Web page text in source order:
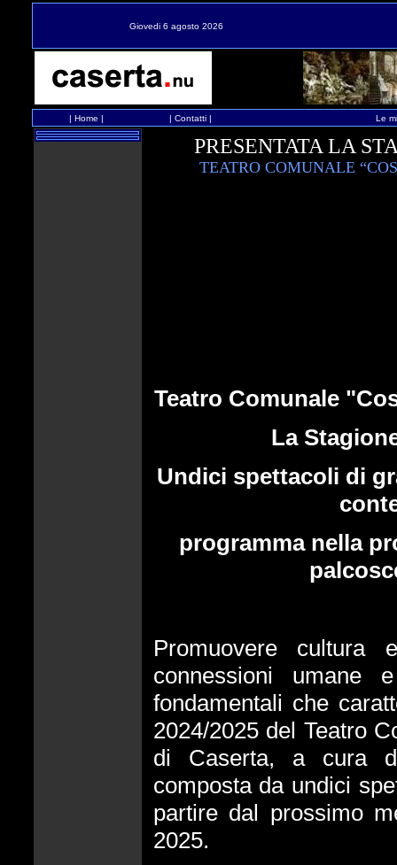
Giovedi 6 agosto 2026
| Home | | Contatti| Le
PRESENTATA LA
TEATRO COMUNALE
Teatro Comunale
La
Undici spettacoli di
programma nella
Promuovere cultura
connessioni umane
fondamentali che
2024/2025 del Teatro
di Caserta, a cura
composta da undici
partire dal prossimo
2025.